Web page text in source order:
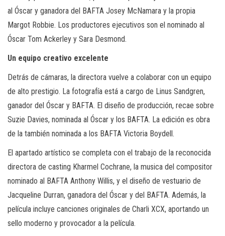
al Óscar y ganadora del BAFTA Josey McNamara y la propia
Margot Robbie. Los productores ejecutivos son el nominado al
Óscar Tom Ackerley y Sara Desmond.
Un equipo creativo excelente
Detrás de cámaras, la directora vuelve a colaborar con un equipo
de alto prestigio. La fotografía está a cargo de Linus Sandgren,
ganador del Óscar y BAFTA. El diseño de producción, recae sobre
Suzie Davies, nominada al Óscar y los BAFTA. La edición es obra
de la también nominada a los BAFTA Victoria Boydell.
El apartado artístico se completa con el trabajo de la reconocida
directora de casting Kharmel Cochrane, la musica del compositor
nominado al BAFTA Anthony Willis, y el diseño de vestuario de
Jacqueline Durran, ganadora del Óscar y del BAFTA. Además, la
película incluye canciones originales de Charli XCX, aportando un
sello moderno y provocador a la película.